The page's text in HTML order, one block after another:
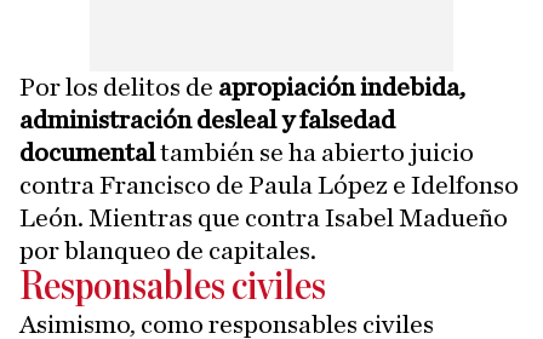
Por los delitos de apropiación indebida,
administración desleal y falsedad
documentaltambién se ha abierto juicio
contra Francisco de Paula López e Idelfonso
León. Mientras que contra Isabel Madueño
por blanqueo de capitales.
Responsables civiles
Asimismo, como responsables civiles